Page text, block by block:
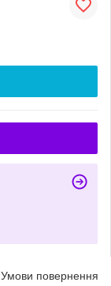
Умови повернення